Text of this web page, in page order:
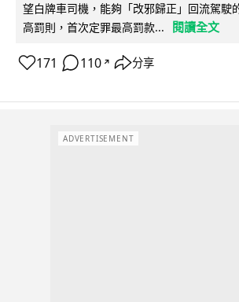
望白牌車司機，能夠「改邪歸正」回流駕駛
高罰則，首次定罪最高罰款...
閱讀全文
171 110 ↗ 分享
ADVERTISEMENT